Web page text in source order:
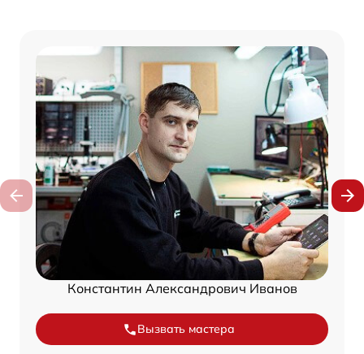
Константин Александрович Иванов
Вызвать мастера